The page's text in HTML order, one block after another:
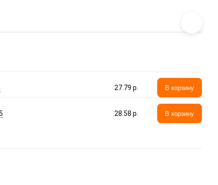
27.79 p. В корзину
28.58 p. В корзину